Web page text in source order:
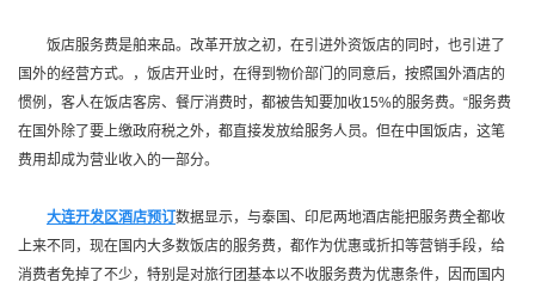
饭店服务费是舶来品。改革开放之初，在引进外资饭店的同时，也引进了
国外的经营方式。，饭店开业时，在得到物价部门的同意后，按照国外酒店的
惯例，客人在饭店客房、餐厅消费时，都被告知要加收15%的服务费。“服务费
在国外除了要上缴政府税之外，都直接发放给服务人员。但在中国饭店，这笔
费用却成为营业收入的一部分。
大连开发区酒店预订 数据显示，与泰国、印尼两地酒店能把服务费全都收
上来不同，现在国内大多数饭店的服务费，都作为优惠或折扣等营销手段，给
消费者免掉了不少，特别是对旅行团基本以不收服务费为优惠条件，因而国内